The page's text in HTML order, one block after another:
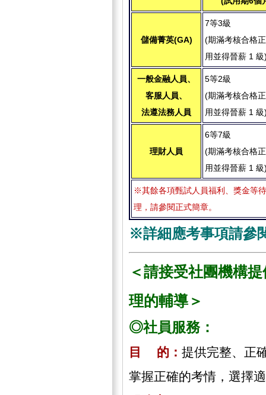
儲備菁英(GA)
7等3級
(期滿考核合格
用並得晉薪 1 級
一般金融人員、
客服人員、
法遵法務人員
5等2級
(期滿考核合格
用並得晉薪 1 級
理財人員
6等7級
(期滿考核合格
用並得晉薪 1 級
※其餘各項甄試人員福利、獎金等
理，請參閱正式簡章。
※詳細應考事項請參
＜請接受社團機構
理的輔導＞
◎社員服務：
目 的： 提供完整、正
掌握正確的考情，選擇